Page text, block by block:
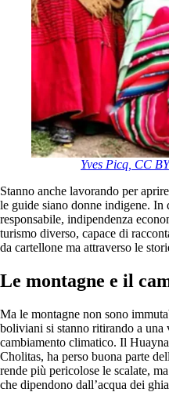
Yves Picq, CC
Stanno anche lavorando per
le guide siano donne indigene.
responsabile, indipendenza
turismo diverso, capace di
da cartellone ma attraverso le
Le montagne e il
Ma le montagne non sono
boliviani si stanno ritirando a una
cambiamento climatico. Il
Cholitas, ha perso buona parte
rende più pericolose le scalate,
che dipendono dall’acqua dei